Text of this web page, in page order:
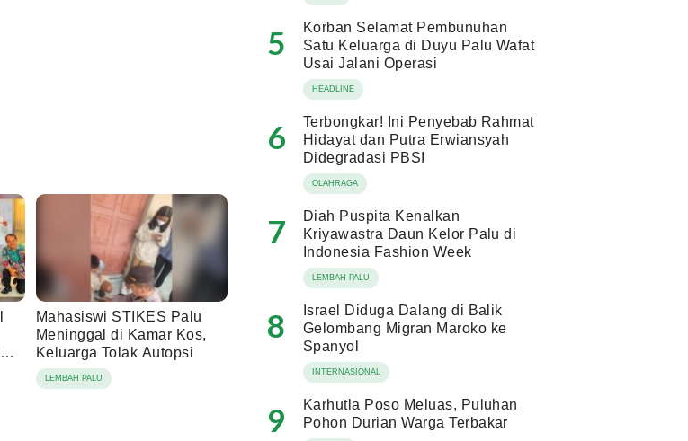
Mahasiswi STIKES Palu
Meninggal di Kamar Kos,
Keluarga Tolak Autopsi
LEMBAH PALU
5
Korban Selamat Pembunuhan
Satu Keluarga di Duyu Palu Wafat
Usai Jalani Operasi
HEADLINE
6
Terbongkar! Ini Penyebab Rahmat
Hidayat dan Putra Erwiansyah
Didegradasi PBSI
OLAHRAGA
7
Diah Puspita Kenalkan
Kriyawastra Daun Kelor Palu di
Indonesia Fashion Week
LEMBAH PALU
8
Israel Diduga Dalang di Balik
Gelombang Migran Maroko ke
Spanyol
INTERNASIONAL
9
Karhutla Poso Meluas, Puluhan
Pohon Durian Warga Terbakar